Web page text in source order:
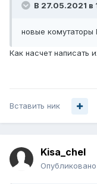
В 27.05.2021 в
новые комутаторы
Как насчет написать
Вставить ник
Kisa_chel
Опубликовано